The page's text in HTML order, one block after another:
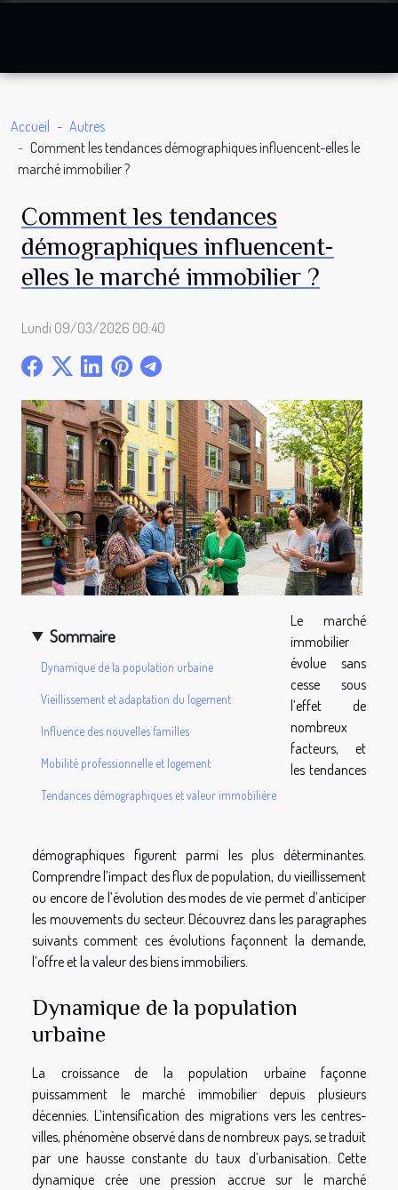
Accueil
Autres
Comment les tendances démographiques influencent-elles le
marché immobilier ?
Comment les tendances
démographiques influencent-
elles le marché immobilier ?
Lundi 09/03/2026 00:40
Sommaire
Dynamique de la population urbaine
Vieillissement et adaptation du logement
Influence des nouvelles familles
Mobilité professionnelle et logement
Tendances démographiques et valeur immobilière
Le marché
immobilier
évolue sans
cesse sous
l’effet de
nombreux
facteurs, et
les tendances
démographiques figurent parmi les plus déterminantes.
Comprendre l’impact des flux de population, du vieillissement
ou encore de l’évolution des modes de vie permet d’anticiper
les mouvements du secteur. Découvrez dans les paragraphes
suivants comment ces évolutions façonnent la demande,
l’offre et la valeur des biens immobiliers.
Dynamique de la population
urbaine
La croissance de la population urbaine façonne
puissamment le marché immobilier depuis plusieurs
décennies. L’intensification des migrations vers les centres-
villes, phénomène observé dans de nombreux pays, se traduit
par une hausse constante du taux d’urbanisation. Cette
dynamique crée une pression accrue sur le marché